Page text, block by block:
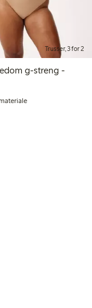
Trusser, 3 for 2
g-streng -